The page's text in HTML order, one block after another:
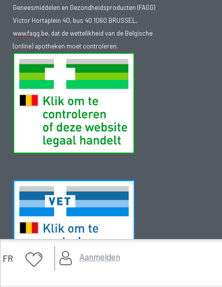
FR Aanmelden
Geneesmiddelen en Gezondheidsproducten (FAGG)
Victor Hortaplein 40, bus 40 1060 BRUSSEL,
www.fagg.be, dat de wettelikheid van de Belgische
(online) apotheken moet controleren.